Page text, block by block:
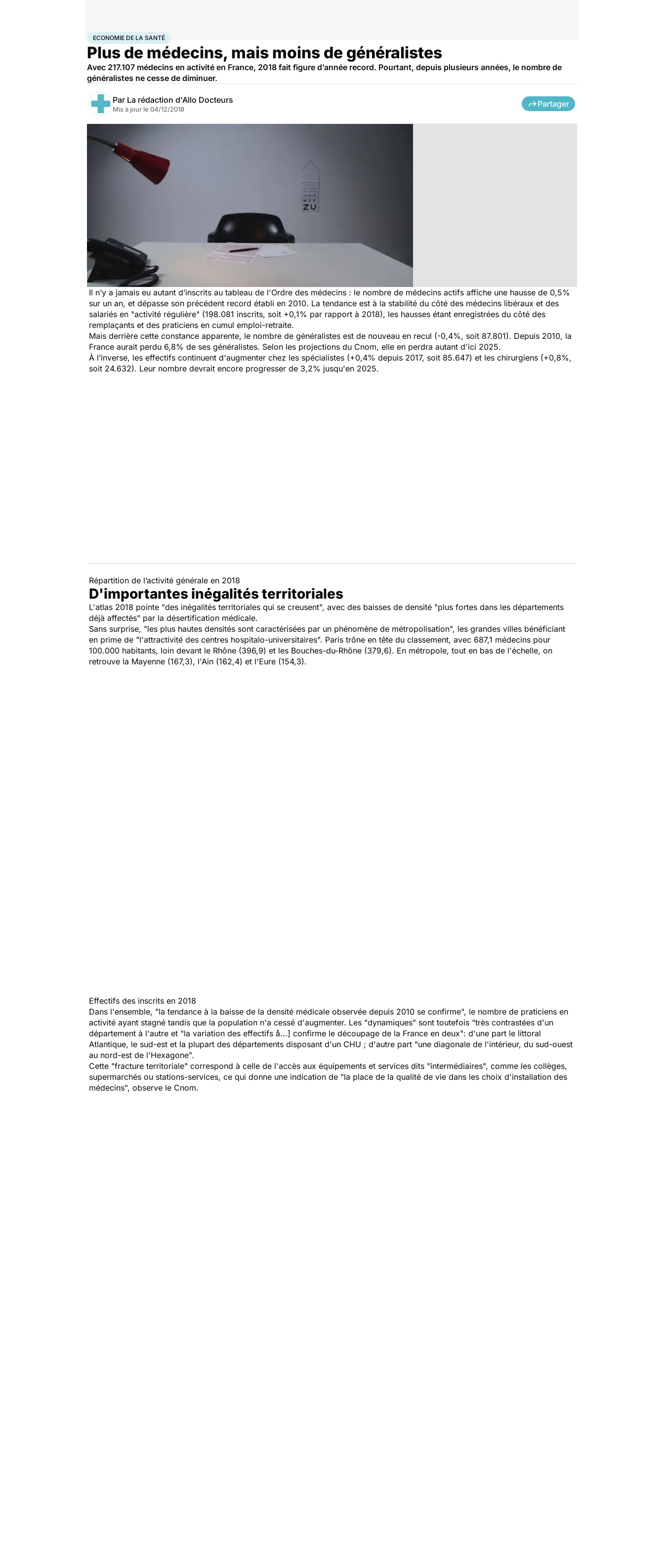
AccueilSantéSociété Économie
ECONOMIE DE LA SANTÉ
Plus de médecins, mais moins de généralistes
Avec 217.107 médecins en activité en France, 2018 fait figure d’année record. Pourtant, depuis plusieurs années, le nombre de
généralistes ne cesse de diminuer.
Par La rédaction d'Allo Docteurs
Mis à jour le 04/12/2018
Partager
Il n’y a jamais eu autant d’inscrits au tableau de l'Ordre des médecins : le nombre de médecins actifs affiche une hausse de 0,5%
sur un an, et dépasse son précédent record établi en 2010. La tendance est à la stabilité du côté des médecins libéraux et des
salariés en "activité régulière" (198.081 inscrits, soit +0,1% par rapport à 2018), les hausses étant enregistrées du côté des
remplaçants et des praticiens en cumul emploi-retraite.
Mais derrière cette constance apparente, le nombre de généralistes est de nouveau en recul (-0,4%, soit 87.801). Depuis 2010, la
France aurait perdu 6,8% de ses généralistes. Selon les projections du Cnom, elle en perdra autant d'ici 2025.
À l’inverse, les effectifs continuent d'augmenter chez les spécialistes (+0,4% depuis 2017, soit 85.647) et les chirurgiens (+0,8%,
soit 24.632). Leur nombre devrait encore progresser de 3,2% jusqu'en 2025.
Répartition de l’activité générale en 2018
D'importantes inégalités territoriales
L'atlas 2018 pointe "des inégalités territoriales qui se creusent", avec des baisses de densité "plus fortes dans les départements
déjà affectés" par la désertification médicale.
Sans surprise, "les plus hautes densités sont caractérisées par un phénomène de métropolisation", les grandes villes bénéficiant
en prime de "l'attractivité des centres hospitalo-universitaires". Paris trône en tête du classement, avec 687,1 médecins pour
100.000 habitants, loin devant le Rhône (396,9) et les Bouches-du-Rhône (379,6). En métropole, tout en bas de l'échelle, on
retrouve la Mayenne (167,3), l'Ain (162,4) et l'Eure (154,3).
Effectifs des inscrits en 2018
Dans l'ensemble, "la tendance à la baisse de la densité médicale observée depuis 2010 se confirme", le nombre de praticiens en
activité ayant stagné tandis que la population n'a cessé d'augmenter. Les "dynamiques" sont toutefois "très contrastées d'un
département à l'autre et "la variation des effectifs å...] confirme le découpage de la France en deux": d'une part le littoral
Atlantique, le sud-est et la plupart des départements disposant d'un CHU ; d'autre part "une diagonale de l'intérieur, du sud-ouest
au nord-est de l'Hexagone".
Cette "fracture territoriale" correspond à celle de l'accès aux équipements et services dits "intermédiaires", comme les collèges,
supermarchés ou stations-services, ce qui donne une indication de "la place de la qualité de vie dans les choix d'installation des
médecins", observe le Cnom.